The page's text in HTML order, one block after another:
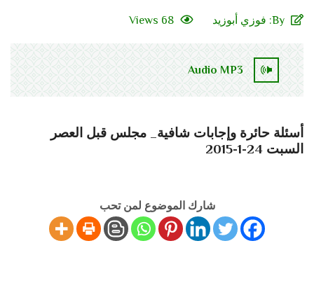
By: فوزي أبوزيد 68 Views
Audio MP3
أسئلة حائرة وإجابات شافية_ مجلس قبل العصر
السبت 24-1-2015
شارك الموضوع لمن تحب